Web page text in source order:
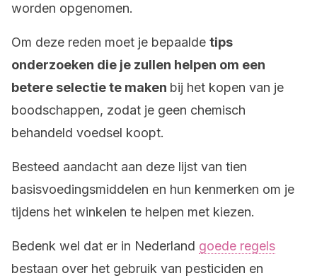
worden opgenomen.
Om deze reden moet je bepaalde tips
onderzoeken die je zullen helpen om een
betere selectie te maken bij het kopen van je
boodschappen, zodat je geen chemisch
behandeld voedsel koopt.
Besteed aandacht aan deze lijst van tien
basisvoedingsmiddelen en hun kenmerken om je
tijdens het winkelen te helpen met kiezen.
Bedenk wel dat er in Nederland goede regels
bestaan over het gebruik van pesticiden en